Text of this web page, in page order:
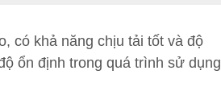
có khả năng chịu tải tốt và độ
ổn định trong quá trình sử dụng